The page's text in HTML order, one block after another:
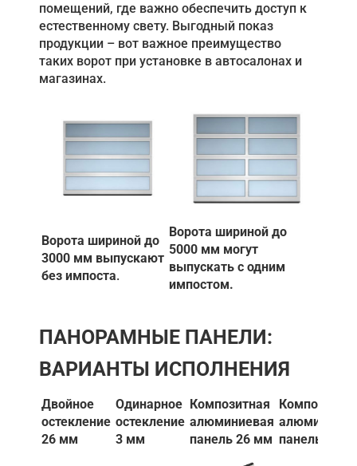
помещений, где важно обеспечить доступ к
естественному свету. Выгодный показ
продукции – вот важное преимущество
таких ворот при установке в автосалонах и
магазинах.
Ворота шириной до
3000 мм выпускают
без импоста.
Ворота шириной до
5000 мм могут
выпускать с одним
импостом.
ПАНОРАМНЫЕ ПАНЕЛИ:
ВАРИАНТЫ ИСПОЛНЕНИЯ
Двойное
остекление
26 мм
Одинарное
остекление
3 мм
Композитная
алюминиевая
панель 26 мм панель 3 мм